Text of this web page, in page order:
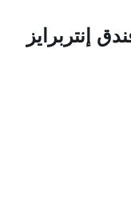
إنتربرايز